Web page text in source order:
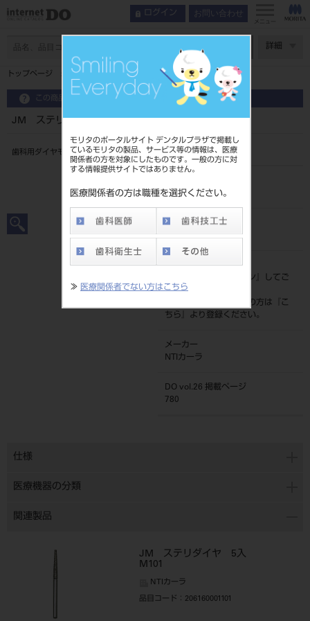
モリタのポータルサイト デンタルプラザで掲載し
ているモリタの製品、サービス等の情報は、医療
関係者の方を対象にしたものです。一般の方に対
する情報提供サイトではありません。
医療関係者の方は職種を選択ください。
≫ 医療関係者でない方はこちら
ログイン お問い合わせ
メニュー
詳細
トップページ JM ステリダイヤ 5入 M1211
この商品に関するお問い合わせ
JM ステリダイヤ 5入 M1211
歯科用ダイヤモンドバー
2061600011211
JAN/EANコード
標準価格
ログイン
』してご
覧ください。
ネット会員登録がまだの方は『
こ
ちら
』より登録ください。
メーカー
NTIカーラ
DO vol.26 掲載ページ
780
仕様
医療機器の分類
関連製品
JM ステリダイヤ 5入
M101
NTIカーラ
品目コード ：206160001101